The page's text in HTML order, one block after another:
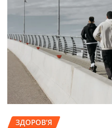
ЗДОРОВ’Я